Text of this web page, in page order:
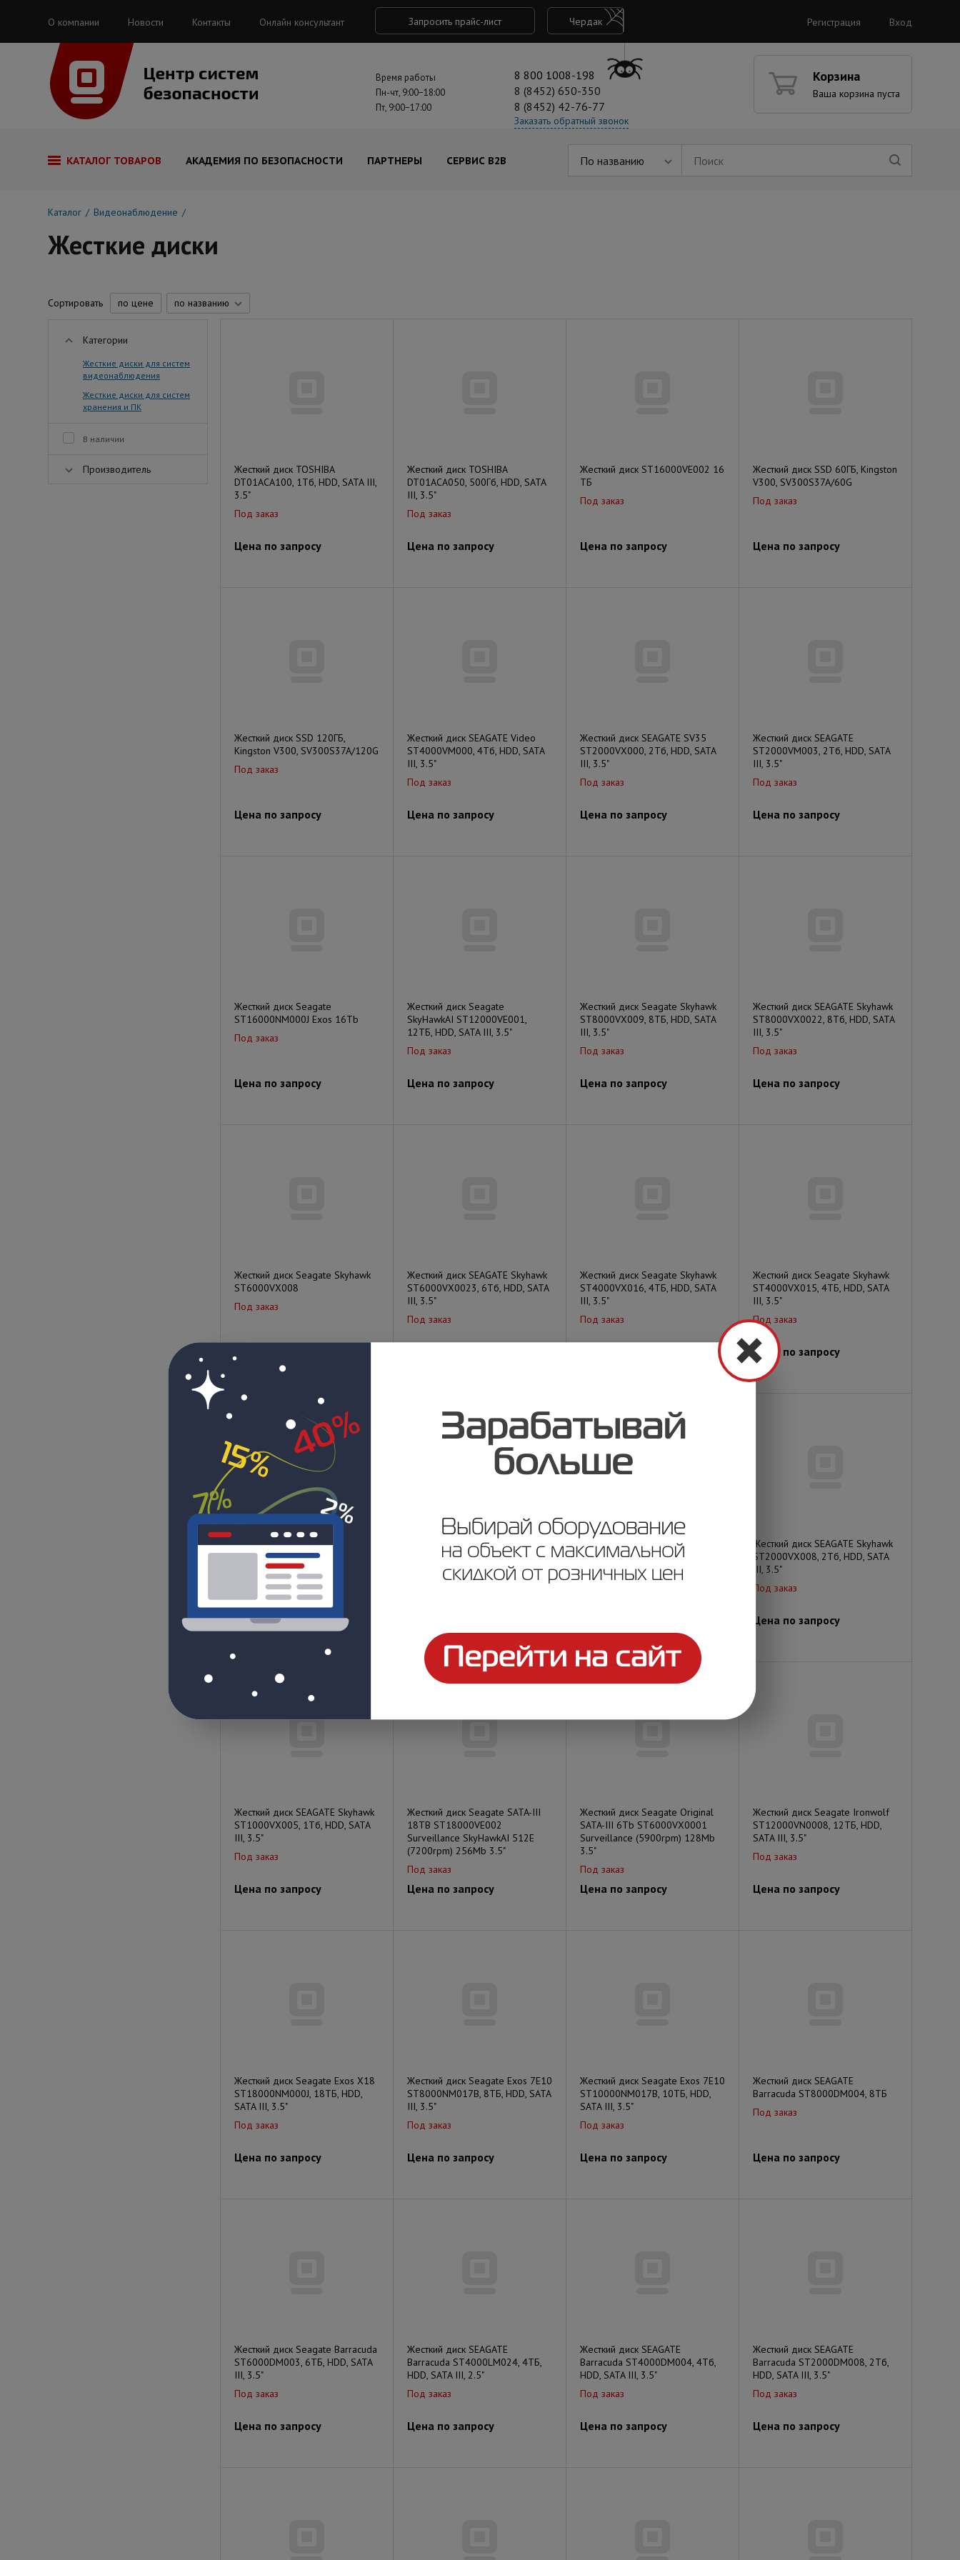
О компании Новости Контакты Онлайн консультант Запросить прайс-лист Чердак Регистрация Вход
Время работы
Пн-чт, 9:00−18:00
Пт, 9:00−17:00
8 800 1008-198
8 (8452) 650-350
8 (8452) 42-76-77
Заказать обратный звонок
Корзина
Ваша корзина пуста
КАТАЛОГ ТОВАРОВ АКАДЕМИЯ ПО БЕЗОПАСНОСТИ ПАРТНЕРЫ СЕРВИС B2B По названию
Каталог Видеонаблюдение
Жесткие диски
Сортировать по цене по названию
Категории
Жесткие диски для систем
видеонаблюдения
Жесткие диски для систем
хранения и ПК
В наличии
Производитель
Жесткий диск TOSHIBA
DT01ACA100, 1Тб, HDD, SATA III,
3.5"
Под заказ
Цена по запросу
Жесткий диск TOSHIBA
DT01ACA050, 500Гб, HDD, SATA
III, 3.5"
Под заказ
Цена по запросу
Жесткий диск ST16000VE002 16
ТБ
Под заказ
Цена по запросу
Жесткий диск SSD 60ГБ, Kingston
V300, SV300S37A/60G
Под заказ
Цена по запросу
Жесткий диск SSD 120ГБ,
Kingston V300, SV300S37A/120G
Под заказ
Цена по запросу
Жесткий диск SEAGATE Video
ST4000VM000, 4Тб, HDD, SATA
III, 3.5"
Под заказ
Цена по запросу
Жесткий диск SEAGATE SV35
ST2000VX000, 2Тб, HDD, SATA
III, 3.5"
Под заказ
Цена по запросу
Жесткий диск SEAGATE
ST2000VM003, 2Тб, HDD, SATA
III, 3.5"
Под заказ
Цена по запросу
Жесткий диск Seagate
ST16000NM000J Exos 16Tb
Под заказ
Цена по запросу
Жесткий диск Seagate
SkyHawkAI ST12000VE001,
12ТБ, HDD, SATA III, 3.5"
Под заказ
Цена по запросу
Жесткий диск Seagate Skyhawk
ST8000VX009, 8ТБ, HDD, SATA
III, 3.5"
Под заказ
Цена по запросу
Жесткий диск SEAGATE Skyhawk
ST8000VX0022, 8Тб, HDD, SATA
III, 3.5"
Под заказ
Цена по запросу
Жесткий диск Seagate Skyhawk
ST6000VX008
Под заказ
Жесткий диск SEAGATE Skyhawk
ST6000VX0023, 6Тб, HDD, SATA
III, 3.5"
Под заказ
Жесткий диск Seagate Skyhawk
ST4000VX016, 4ТБ, HDD, SATA
III, 3.5"
Под заказ
Жесткий диск Seagate Skyhawk
ST4000VX015, 4ТБ, HDD, SATA
III, 3.5"
Под заказ
Цена по запросу
Жесткий диск SEAGATE Skyhawk
ST3000VX010, 3Тб, HDD, SATA
Под заказ
Цена по запросу
Жесткий диск SEAGATE Skyhawk
ST3000VX009
Под заказ
Жесткий диск Seagate Skyhawk
ST2000VX017, 2ТБ, HDD, SATA
III, 3.5"
Жесткий диск SEAGATE Skyhawk
ST2000VX008, 2Тб, HDD, SATA
III, 3.5"
Под заказ
Цена по запросу
Жесткий диск SEAGATE Skyhawk
ST1000VX005, 1Тб, HDD, SATA
III, 3.5"
Под заказ
Цена по запросу
Жесткий диск Seagate SATA-III
18TB ST18000VE002
Surveillance SkyHawkAI 512E
(7200rpm) 256Mb 3.5"
Под заказ
Цена по запросу
Жесткий диск Seagate Original
SATA-III 6Tb ST6000VX0001
Surveillance (5900rpm) 128Mb
3.5"
Под заказ
Цена по запросу
Жесткий диск Seagate Ironwolf
ST12000VN0008, 12ТБ, HDD,
SATA III, 3.5"
Под заказ
Цена по запросу
Жесткий диск Seagate Exos X18
ST18000NM000J, 18ТБ, HDD,
SATA III, 3.5"
Под заказ
Цена по запросу
Жесткий диск Seagate Exos 7E10
ST8000NM017B, 8ТБ, HDD, SATA
III, 3.5"
Под заказ
Цена по запросу
Жесткий диск Seagate Exos 7E10
ST10000NM017B, 10ТБ, HDD,
SATA III, 3.5"
Под заказ
Цена по запросу
Жесткий диск SEAGATE
Barracuda ST8000DM004, 8ТБ
Под заказ
Цена по запросу
Жесткий диск Seagate Barracuda
ST6000DM003, 6ТБ, HDD, SATA
III, 3.5"
Под заказ
Цена по запросу
Жесткий диск SEAGATE
Barracuda ST4000LM024, 4ТБ,
HDD, SATA III, 2.5"
Под заказ
Цена по запросу
Жесткий диск SEAGATE
Barracuda ST4000DM004, 4Тб,
HDD, SATA III, 3.5"
Под заказ
Цена по запросу
Жесткий диск SEAGATE
Barracuda ST2000DM008, 2Тб,
HDD, SATA III, 3.5"
Под заказ
Цена по запросу